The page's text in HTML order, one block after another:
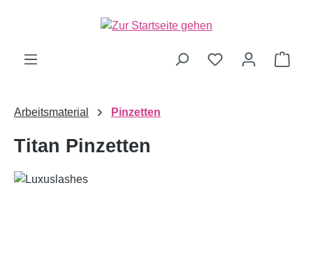
Arbeitsmaterial Pinzetten
Titan Pinzetten